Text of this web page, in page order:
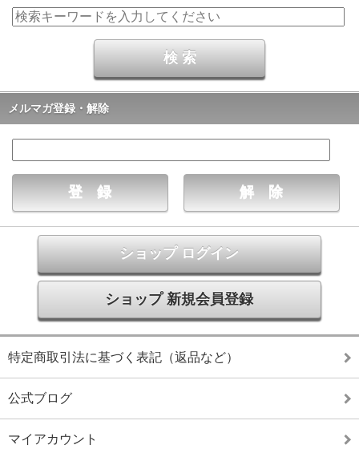
メルマガ登録・解除
ショップ ログイン
ショップ 新規会員登録
特定商取引法に基づく表記（返品など）
公式ブログ
マイアカウント